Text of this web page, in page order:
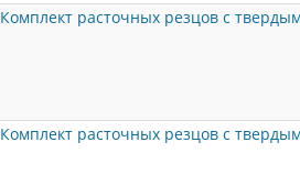
Комплект расточных резцов с
Комплект расточных резцов с